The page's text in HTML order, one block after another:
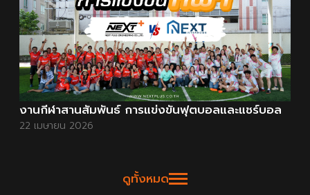
งานกีฬาสานสัมพันธ์ การแข่งขันฟุตบอลและแชร์บอล
22 เมษายน 2026
ดูทั้งหมด